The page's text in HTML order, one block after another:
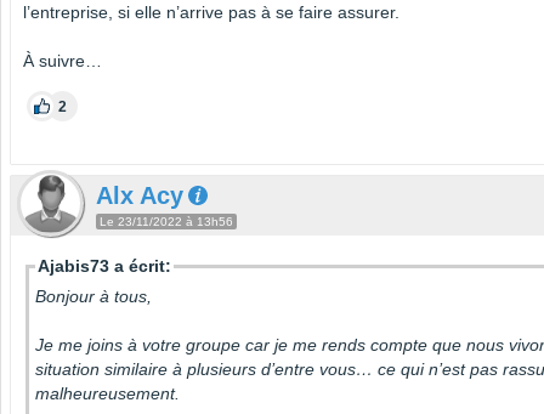
l’entreprise, si elle n’arrive pas à se faire assurer.
À suivre…
2
Alx Acy
Le 23/11/2022 à 13h56
Ajabis73 a écrit:
Bonjour à tous,
Je me joins à votre groupe car je me rends compte que nous
situation similaire à plusieurs d’entre vous… ce qui n’est pas
malheureusement.